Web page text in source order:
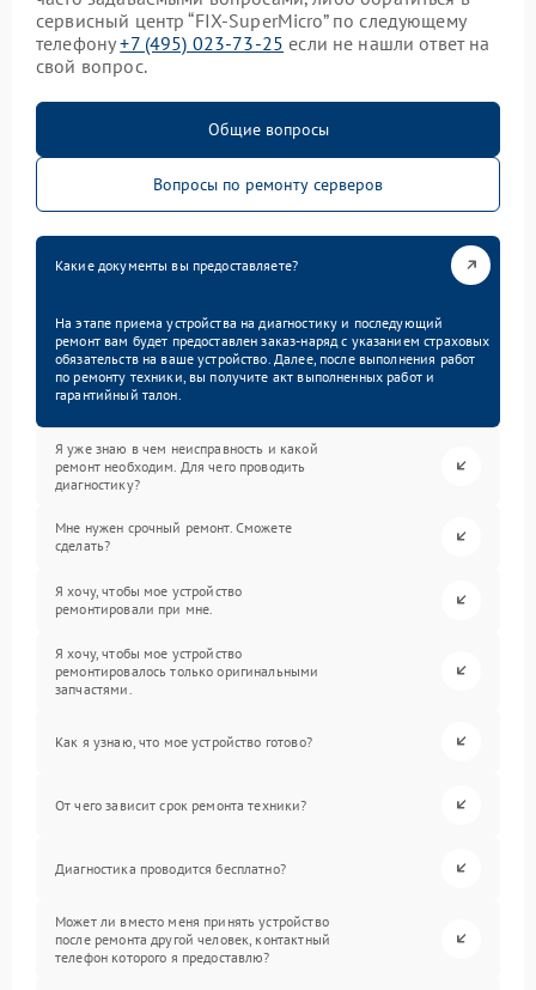
сервисный центр “FIX-SuperMicro” по следующему
телефону+7 (495) 023-73-25 если не нашли ответ на
свой вопрос.
Общие вопросы
Вопросы по ремонту серверов
Какие документы вы предоставляете?
На этапе приема устройства на диагностику и последующий
ремонт вам будет предоставлен заказ-наряд с указанием страховых
обязательств на ваше устройство. Далее, после выполнения работ
по ремонту техники, вы получите акт выполненных работ и
гарантийный талон.
Я уже знаю в чем неисправность и какой
ремонт необходим. Для чего проводить
диагностику?
Мне нужен срочный ремонт. Сможете
сделать?
Я хочу, чтобы мое устройство
ремонтировали при мне.
Я хочу, чтобы мое устройство
ремонтировалось только оригинальными
запчастями.
Как я узнаю, что мое устройство готово?
От чего зависит срок ремонта техники?
Диагностика проводится бесплатно?
Может ли вместо меня принять устройство
после ремонта другой человек, контактный
телефон которого я предоставлю?